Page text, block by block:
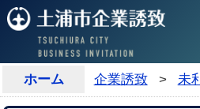
ホーム 企業誘致 > 未